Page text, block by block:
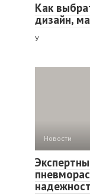
Как
дизайн,
У
Новости